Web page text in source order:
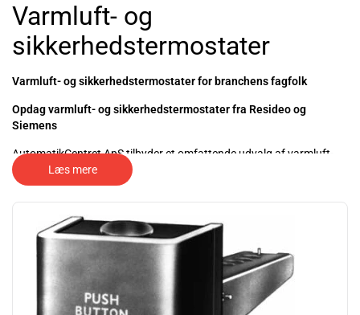
Varmluft- og
sikkerhedstermostater
Varmluft- og sikkerhedstermostater for branchens fagfolk
Opdag varmluft- og sikkerhedstermostater fra Resideo og
Siemens
AutomatikCentret ApS tilbyder et omfattende udvalg af varmluft-
og sikkerhedstermostater fra førende producenter som Resideo og
Siemens. Disse avancerede komponenter sikrer optimal funktion og
sikkerhed i et bredt spektrum af HVAC-applikationer.
Varmluftstermostater sikrer præcis temperaturstyring og optimerer
energiforbrug, mens sikkerhedstermostater beskytter mod
overopvarmning, og dermed øger sikkerheden på arbejdspladsen.
Besøg vores produktside for mere detaljeret information og for at se
vores fulde udvalg af produkter.
Læs mere